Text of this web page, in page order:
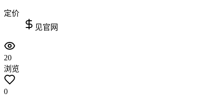
定价
见官网
20
浏览
0